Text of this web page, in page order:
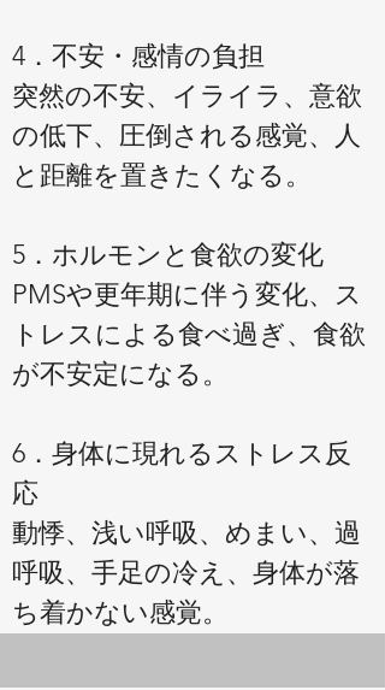
4．不安・感情の負担
突然の不安、イライラ、意欲
の低下、圧倒される感覚、人
と距離を置きたくなる。
5．ホルモンと食欲の変化
PMSや更年期に伴う変化、ス
トレスによる食べ過ぎ、食欲
が不安定になる。
6．身体に現れるストレス反
応
動悸、浅い呼吸、めまい、過
呼吸、手足の冷え、身体が落
ち着かない感覚。